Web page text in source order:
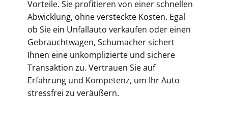
Vorteile. Sie profitieren von einer schnellen
Abwicklung, ohne versteckte Kosten. Egal
ob Sie ein Unfallauto verkaufen oder einen
Gebrauchtwagen, Schumacher sichert
Ihnen eine unkomplizierte und sichere
Transaktion zu. Vertrauen Sie auf
Erfahrung und Kompetenz, um Ihr Auto
stressfrei zu veräußern.